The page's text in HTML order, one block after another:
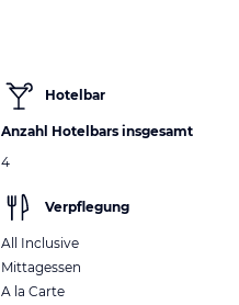
Hotelbar
Anzahl Hotelbars insgesamt
4
Verpflegung
All Inclusive
Mittagessen
A la Carte